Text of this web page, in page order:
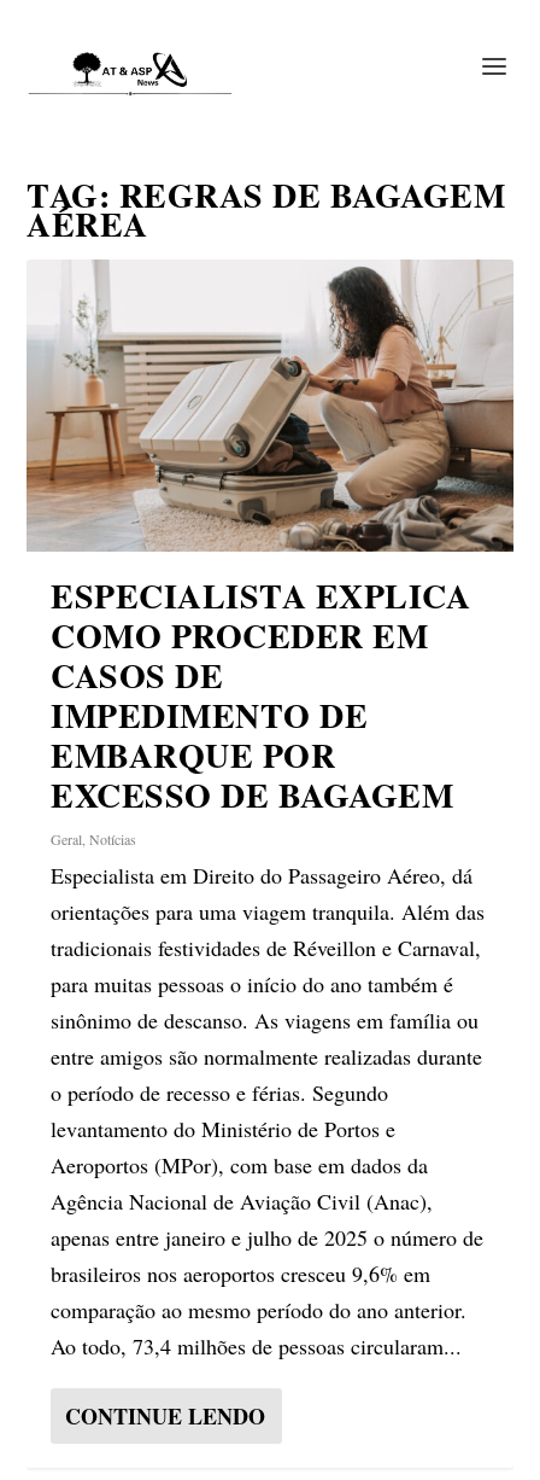
TAG: REGRAS DE BAGAGEM
AÉREA
ESPECIALISTA EXPLICA
COMO PROCEDER EM
CASOS DE
IMPEDIMENTO DE
EMBARQUE POR
EXCESSO DE BAGAGEM
Geral ,Notícias
Especialista em Direito do Passageiro Aéreo, dá
orientações para uma viagem tranquila. Além das
tradicionais festividades de Réveillon e Carnaval,
para muitas pessoas o início do ano também é
sinônimo de descanso. As viagens em família ou
entre amigos são normalmente realizadas durante
o período de recesso e férias. Segundo
levantamento do Ministério de Portos e
Aeroportos (MPor), com base em dados da
Agência Nacional de Aviação Civil (Anac),
apenas entre janeiro e julho de 2025 o número de
brasileiros nos aeroportos cresceu 9,6% em
comparação ao mesmo período do ano anterior.
Ao todo, 73,4 milhões de pessoas circularam...
CONTINUE LENDO